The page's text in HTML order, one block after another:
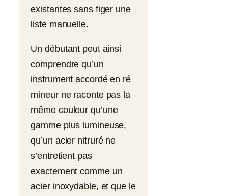
existantes sans figer une
liste manuelle.
Un débutant peut ainsi
comprendre qu’un
instrument accordé en ré
mineur ne raconte pas la
même couleur qu’une
gamme plus lumineuse,
qu’un acier nitruré ne
s’entretient pas
exactement comme un
acier inoxydable, et que le